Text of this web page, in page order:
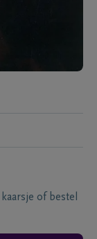
of bestel